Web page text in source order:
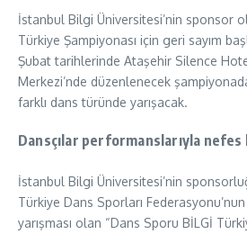
İstanbul Bilgi Üniversitesi’nin sponsor
Türkiye Şampiyonası için geri sayım
Şubat tarihlerinde Ataşehir Silence
Merkezi’nde düzenlenecek
farklı dans türünde yarışacak.
Dansçılar performanslarıyla nefes
İstanbul Bilgi Üniversitesi’nin
Türkiye Dans Sporları
yarışması olan “Dans Sporu BİLGİ